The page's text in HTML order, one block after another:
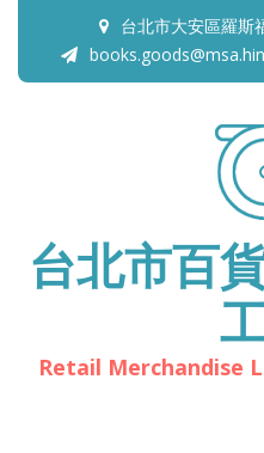
台北市大安區羅斯
台北市百
Retail Merchandise